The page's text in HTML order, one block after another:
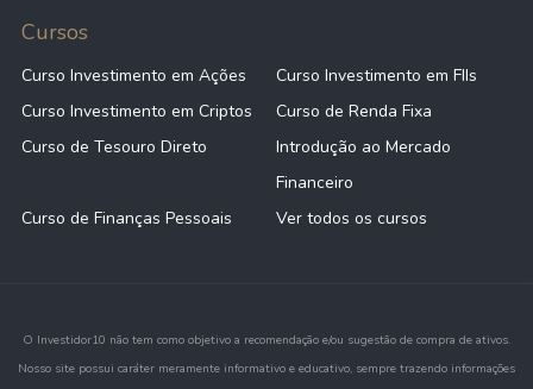
Cursos
Curso Investimento em Ações
Curso Investimento em FIIs
Curso Investimento em Criptos
Curso de Renda Fixa
Curso de Tesouro Direto
Introdução ao Mercado
Financeiro
Curso de Finanças Pessoais
Ver todos os cursos
O Investidor10 não tem como objetivo a recomendação e/ou sugestão de compra de ativos.
Nosso site possui caráter meramente informativo e educativo, sempre trazendo informações